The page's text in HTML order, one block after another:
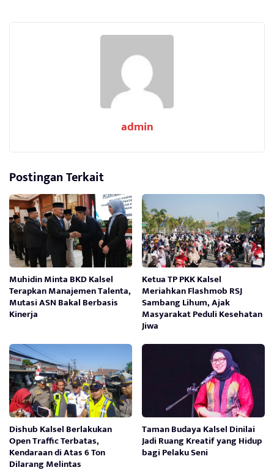
admin
Postingan Terkait
Muhidin Minta BKD Kalsel
Terapkan Manajemen Talenta,
Mutasi ASN Bakal Berbasis
Kinerja
Ketua TP PKK Kalsel
Meriahkan Flashmob RSJ
Sambang Lihum, Ajak
Masyarakat Peduli Kesehatan
Jiwa
Dishub Kalsel Berlakukan
Open Traffic Terbatas,
Kendaraan di Atas 6 Ton
Dilarang Melintas
Taman Budaya Kalsel Dinilai
Jadi Ruang Kreatif yang Hidup
bagi Pelaku Seni